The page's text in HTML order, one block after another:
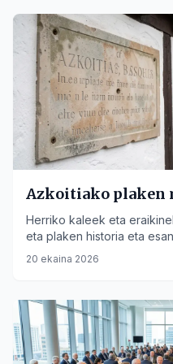
Azkoitiako plaken
Herriko kaleek eta
eta plaken historia eta
20 ekaina 2026